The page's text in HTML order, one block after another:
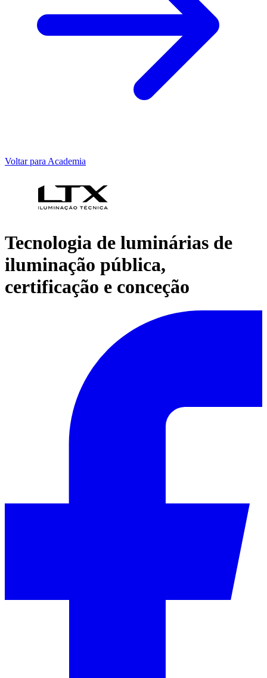
Voltar para Academia
Tecnologia de luminárias de
iluminação pública,
certificação e conceção